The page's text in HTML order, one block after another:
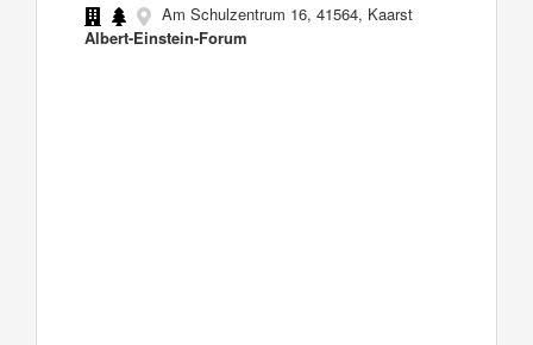
Am Schulzentrum 16, 41564, Kaarst
Albert-Einstein-Forum